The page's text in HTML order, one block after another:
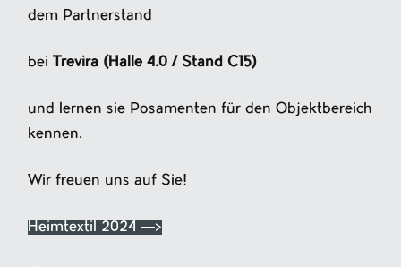
dem Partnerstand
beiTrevira (Halle 4.0 / Stand C15)
und lernen sie Posamenten für den Objektbereich
kennen.
Wir freuen uns auf Sie!
Heimtextil 2024 —>